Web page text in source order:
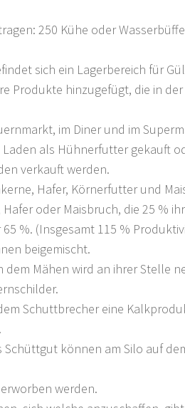
250 Kühe oder
sich ein Lagerbereich für
Produkte hinzugefügt, die in
im Diner und im
als Hühnerfutter gekauft
verkauft werden.
Hafer, Körnerfutter und
oder Maisbruch, die 25 %
%. (Insgesamt 115 %
beigemischt.
Mähen wird an ihrer Stelle
Schuttbrecher eine
Schüttgut können am Silo auf
werden.